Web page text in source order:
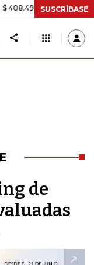
+$ 8.753,81 +2,19%
SUSCRÍBASE
de